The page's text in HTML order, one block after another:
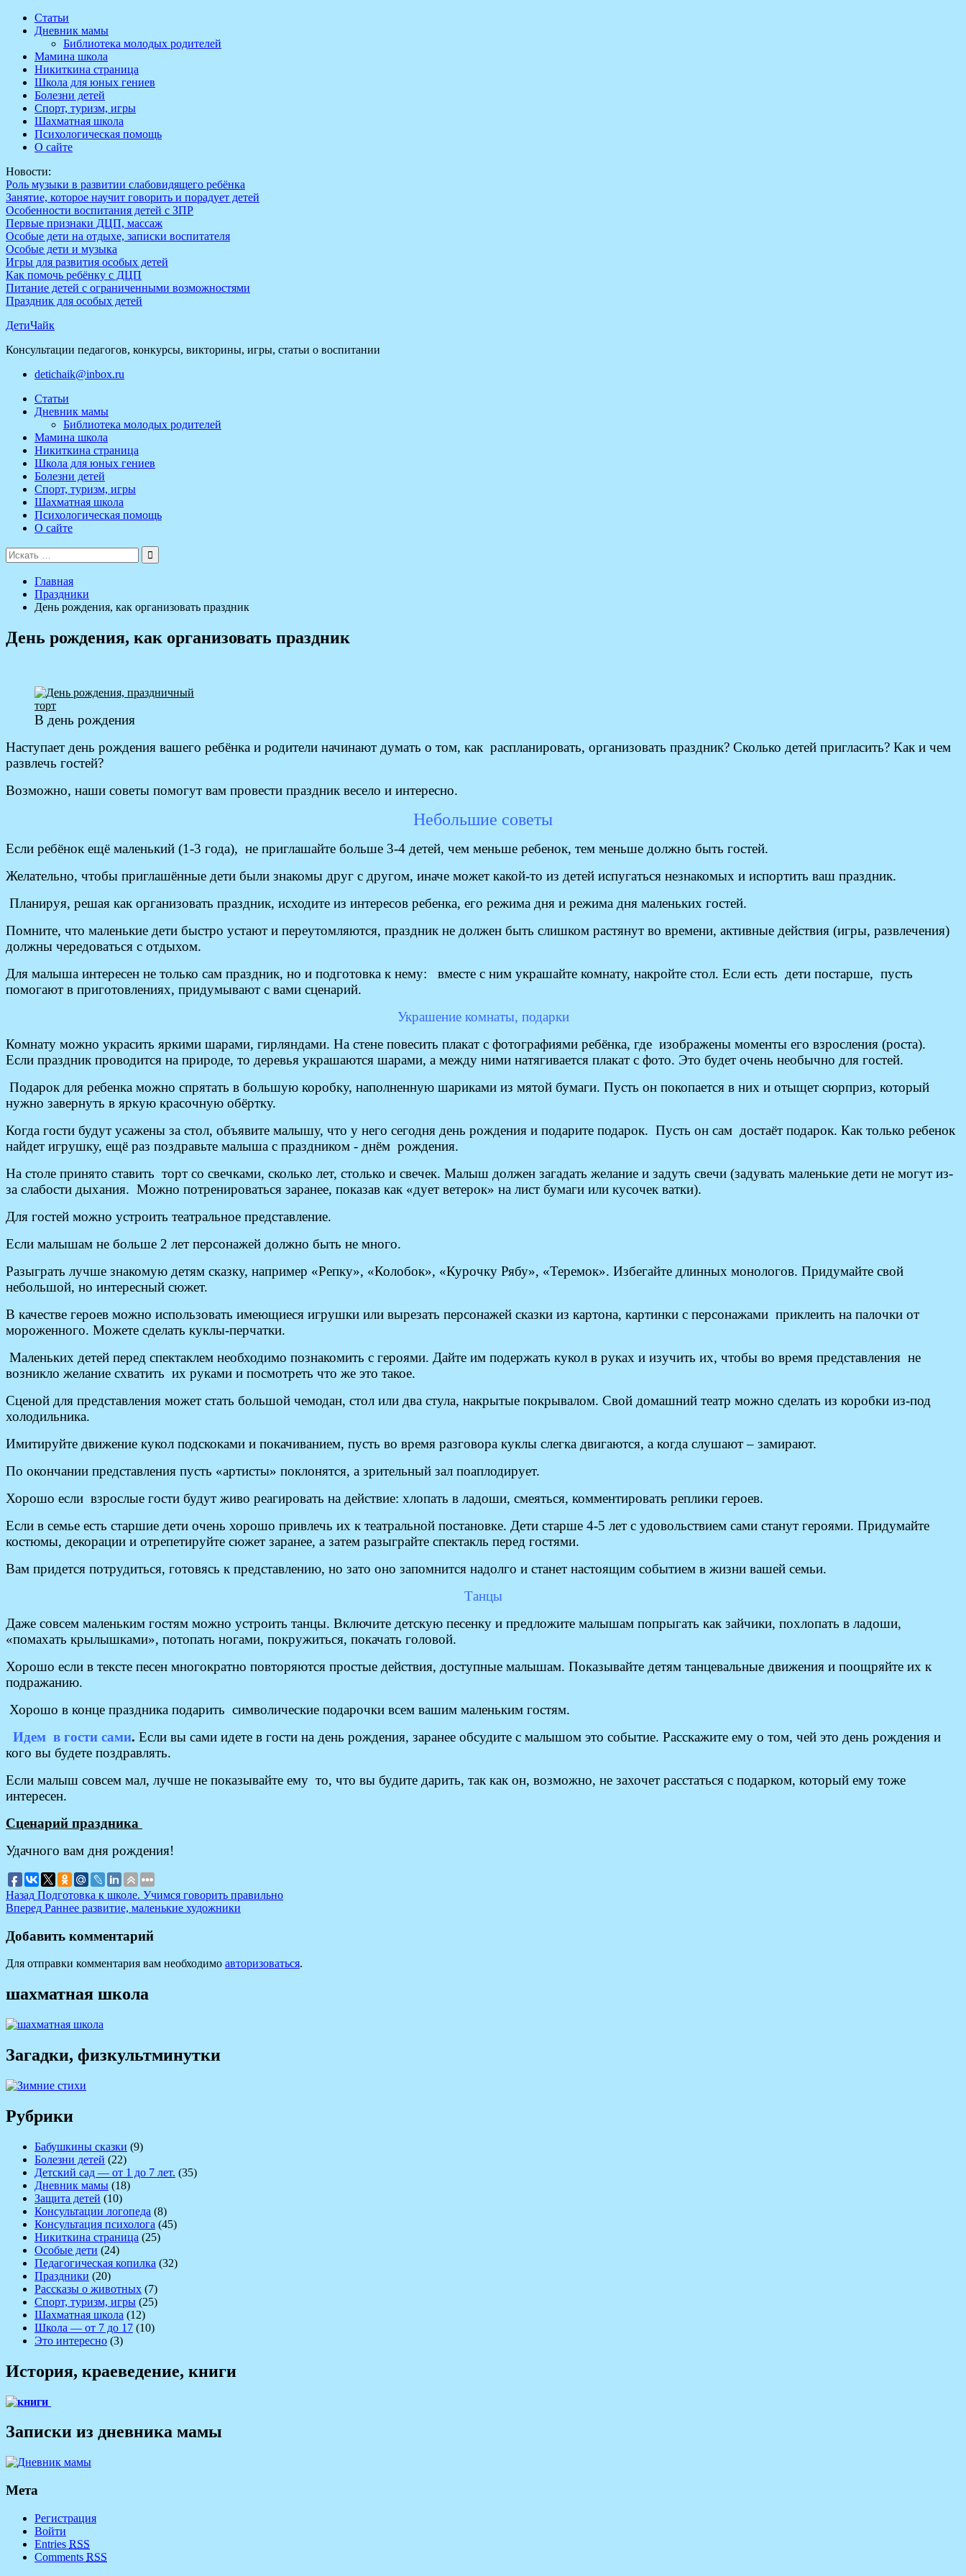
Перейти
содержимому
Статьи
Дневник мамы
Библиотека молодых родителей
Мамина школа
Никиткина страница
Школа для юных гениев
Болезни детей
Спорт, туризм, игры
Шахматная школа
Психологическая помощь
О сайте
Новости:
Роль музыки в развитии слабовидящего ребёнка
Занятие, которое научит говорить и порадует детей
Особенности воспитания детей с ЗПР
Первые признаки ДЦП, массаж
Особые дети на отдыхе, записки воспитателя
Особые дети и музыка
Игры для развития особых детей
Как помочь ребёнку с ДЦП
Питание детей с ограниченными возможностями
Праздник для особых детей
ДетиЧайк
Консультации педагогов, конкурсы, викторины, игры, статьи о воспитании
detichaik@inbox.ru
Статьи
Дневник мамы
Библиотека молодых родителей
Мамина школа
Никиткина страница
Школа для юных гениев
Болезни детей
Спорт, туризм, игры
Шахматная школа
Психологическая помощь
О сайте
Поиск
для:
Главная
Праздники
День рождения, как организовать праздник
День рождения, как организовать праздник
В день рождения
Наступает день рождения вашего ребёнка и родители начинают думать о том, как распланировать, организовать праздник? Сколько детей пригласить? Как и чем
развлечь гостей?
Возможно, наши советы помогут вам провести праздник весело и интересно.
Небольшие советы
Если ребёнок ещё маленький (1-3 года), не приглашайте больше 3-4 детей, чем меньше ребенок, тем меньше должно быть гостей.
Желательно, чтобы приглашённые дети были знакомы друг с другом, иначе может какой-то из детей испугаться незнакомых и испортить ваш праздник.
Планируя, решая как организовать праздник, исходите из интересов ребенка, его режима дня и режима дня маленьких гостей.
Помните, что маленькие дети быстро устают и переутомляются, праздник не должен быть слишком растянут во времени, активные действия (игры, развлечения)
должны чередоваться с отдыхом.
Для малыша интересен не только сам праздник, но и подготовка к нему: вместе с ним украшайте комнату, накройте стол. Если есть дети постарше, пусть
помогают в приготовлениях, придумывают с вами сценарий.
Украшение комнаты, подарки
Комнату можно украсить яркими шарами, гирляндами. На стене повесить плакат с фотографиями ребёнка, где изображены моменты его взросления (роста).
Если праздник проводится на природе, то деревья украшаются шарами, а между ними натягивается плакат с фото. Это будет очень необычно для гостей.
Подарок для ребенка можно спрятать в большую коробку, наполненную шариками из мятой бумаги. Пусть он покопается в них и отыщет сюрприз, который
нужно завернуть в яркую красочную обёртку.
Когда гости будут усажены за стол, объявите малышу, что у него сегодня день рождения и подарите подарок. Пусть он сам достаёт подарок. Как только ребенок
найдет игрушку, ещё раз поздравьте малыша с праздником - днём рождения.
На столе принято ставить торт со свечками, сколько лет, столько и свечек. Малыш должен загадать желание и задуть свечи (задувать маленькие дети не могут из-
за слабости дыхания. Можно потренироваться заранее, показав как «дует ветерок» на лист бумаги или кусочек ватки).
Для гостей можно устроить театральное представление.
Если малышам не больше 2 лет персонажей должно быть не много.
Разыграть лучше знакомую детям сказку, например «Репку», «Колобок», «Курочку Рябу», «Теремок». Избегайте длинных монологов. Придумайте свой
небольшой, но интересный сюжет.
В качестве героев можно использовать имеющиеся игрушки или вырезать персонажей сказки из картона, картинки с персонажами приклеить на палочки от
мороженного. Можете сделать куклы-перчатки.
Маленьких детей перед спектаклем необходимо познакомить с героями. Дайте им подержать кукол в руках и изучить их, чтобы во время представления не
возникло желание схватить их руками и посмотреть что же это такое.
Сценой для представления может стать большой чемодан, стол или два стула, накрытые покрывалом. Свой домашний театр можно сделать из коробки из-под
холодильника.
Имитируйте движение кукол подскоками и покачиванием, пусть во время разговора куклы слегка двигаются, а когда слушают – замирают.
По окончании представления пусть «артисты» поклонятся, а зрительный зал поаплодирует.
Хорошо если взрослые гости будут живо реагировать на действие: хлопать в ладоши, смеяться, комментировать реплики героев.
Если в семье есть старшие дети очень хорошо привлечь их к театральной постановке. Дети старше 4-5 лет с удовольствием сами станут героями. Придумайте
костюмы, декорации и отрепетируйте сюжет заранее, а затем разыграйте спектакль перед гостями.
Вам придется потрудиться, готовясь к представлению, но зато оно запомнится надолго и станет настоящим событием в жизни вашей семьи.
Танцы
Даже совсем маленьким гостям можно устроить танцы. Включите детскую песенку и предложите малышам попрыгать как зайчики, похлопать в ладоши,
«помахать крылышками», потопать ногами, покружиться, покачать головой.
Хорошо если в тексте песен многократно повторяются простые действия, доступные малышам. Показывайте детям танцевальные движения и поощряйте их к
подражанию.
Хорошо в конце праздника подарить символические подарочки всем вашим маленьким гостям.
Идем в гости сами. Если вы сами идете в гости на день рождения, заранее обсудите с малышом это событие. Расскажите ему о том, чей это день рождения и
кого вы будете поздравлять.
Если малыш совсем мал, лучше не показывайте ему то, что вы будите дарить, так как он, возможно, не захочет расстаться с подарком, который ему тоже
интересен.
Сценарий праздника
Удачного вам дня рождения!
Навигация
по
записям
Назад Предыдущая
запись:
Подготовка к школе. Учимся говорить правильно
Вперед Следующая
Раннее развитие, маленькие художники
Добавить комментарий
Для отправки комментария вам необходимо авторизоваться.
шахматная школа
Загадки, физкультминутки
Рубрики
Бабушкины сказки (9)
Болезни детей (22)
Детский сад — от 1 до 7 лет. (35)
Дневник мамы (18)
Защита детей (10)
Консультации логопеда (8)
Консультация психолога (45)
Никиткина страница (25)
Особые дети (24)
Педагогическая копилка (32)
Праздники (20)
Рассказы о животных (7)
Спорт, туризм, игры (25)
Шахматная школа (12)
Школа — от 7 до 17 (10)
Это интересно (3)
История, краеведение, книги
Записки из дневника мамы
Мета
Регистрация
Войти
Entries RSS
Comments RSS